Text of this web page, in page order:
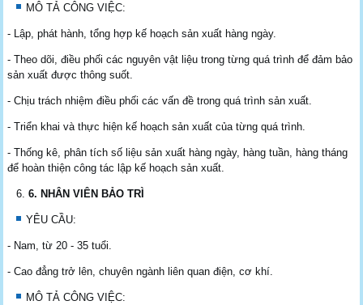
MÔ TẢ CÔNG VIỆC:
- Lập, phát hành, tổng hợp kế hoạch sản xuất hàng ngày.
- Theo dõi, điều phối các nguyên vật liệu trong từng quá trình để đảm bảo
sản xuất được thông suốt.
- Chịu trách nhiệm điều phối các vấn đề trong quá trình sản xuất.
- Triển khai và thực hiện kế hoạch sản xuất của từng quá trình.
- Thống kê, phân tích số liệu sản xuất hàng ngày, hàng tuần, hàng tháng
để hoàn thiện công tác lập kế hoạch sản xuất.
6. NHÂN VIÊN BẢO TRÌ
YÊU CẦU:
- Nam, từ 20 - 35 tuổi.
- Cao đẳng trở lên, chuyên ngành liên quan điện, cơ khí.
MÔ TẢ CÔNG VIỆC: